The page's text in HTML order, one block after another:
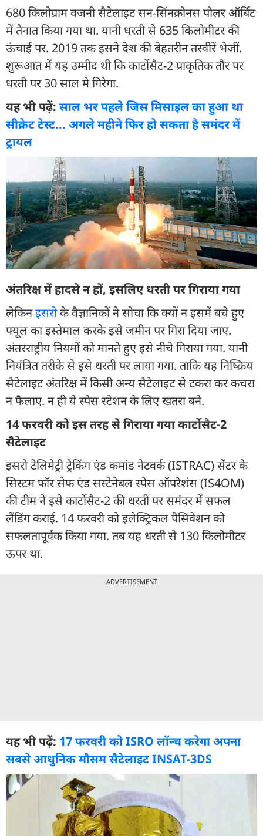
680 किलोग्राम वजनी सैटेलाइट सन-सिंनक्रोनस पोलर ऑर्बिट
में तैनात किया गया था. यानी धरती से 635 किलोमीटर की
ऊंचाई पर. 2019 तक इसने देश की बेहतरीन तस्वीरें भेजीं.
शुरूआत में यह उम्मीद थी कि कार्टोसैट-2 प्राकृतिक तौर पर
धरती पर 30 साल मे गिरेगा.
यह भी पढ़ें: साल भर पहले जिस मिसाइल का हुआ था
सीक्रेट टेस्ट... अगले महीने फिर हो सकता है समंदर में
ट्रायल
अंतरिक्ष में हादसे न हों, इसलिए धरती पर गिराया गया
लेकिनइसरोके वैज्ञानिकों ने सोचा कि क्यों न इसमें बचे हुए
फ्यूल का इस्तेमाल करके इसे जमीन पर गिरा दिया जाए.
अंतरराष्ट्रीय नियमों को मानते हुए इसे नीचे गिराया गया. यानी
नियंत्रित तरीके से इसे धरती पर लाया गया. ताकि यह निष्क्रिय
सैटेलाइट अंतरिक्ष में किसी अन्य सैटेलाइट से टकरा कर कचरा
न फैलाए. न ही ये स्पेस स्टेशन के लिए खतरा बने.
14 फरवरी को इस तरह से गिराया गया कार्टोसैट-2
सैटेलाइट
इसरो टेलिमेट्री ट्रैकिंग एंड कमांड नेटवर्क (ISTRAC) सेंटर के
सिस्टम फॉर सेफ एंड सस्टेनेबल स्पेस ऑपरेशंस (IS4OM)
की टीम ने इसे कार्टोसैट-2 की धरती पर समंदर में सफल
लैंडिंग कराई. 14 फरवरी को इलेक्ट्रिकल पैसिवेशन को
सफलतापूर्वक किया गया. तब यह धरती से 130 किलोमीटर
ऊपर था.
ADVERTISEMENT
यह भी पढ़ें: 17 फरवरी को ISRO लॉन्च करेगा अपना
सबसे आधुनिक मौसम सैटेलाइट INSAT-3DS